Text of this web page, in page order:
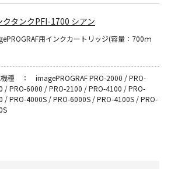
クタンクPFI-1700 シアン
用インクカートリッジ(容量：700ｍ
種 ： imagePROGRAF PRO-2000 / PRO-
/ PRO-6000 / PRO-2100 / PRO-4100 / PRO-
/ PRO-4000S / PRO-6000S / PRO-4100S / PRO-